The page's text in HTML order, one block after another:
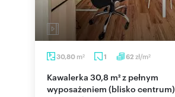
30,80 m2 1 62 zł/m2
Kawalerka 30,8 m² z pełnym
wyposażeniem (blisko centrum)